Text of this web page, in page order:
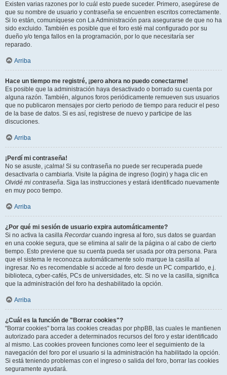
Existen varias razones por lo cuál esto puede suceder. Primero, asegúrese de
que su nombre de usuario y contraseña se encuentren escritos correctamente.
Si lo están, comuníquese con La Administración para asegurarse de que no ha
sido excluido. También es posible que el foro esté mal configurado por su
dueño y/o tenga fallos en la programación, por lo que necesitaría ser
reparado.
Arriba
Hace un tiempo me registré, ¡pero ahora no puedo conectarme!
Es posible que la administración haya desactivado o borrado su cuenta por
alguna razón. También, algunos foros periódicamente remueven sus usuarios
que no publicaron mensajes por cierto periodo de tiempo para reducir el peso
de la base de datos. Si es así, registrese de nuevo y participe de las
discuciones.
Arriba
¡Perdí mi contraseña!
No se asuste, ¡calma! Si su contraseña no puede ser recuperada puede
desactivarla o cambiarla. Visite la página de ingreso (login) y haga clic en
Olvidé mi contraseña. Siga las instrucciones y estará identificado nuevamente
en muy poco tiempo.
Arriba
¿Por qué mi sesión de usuario expira automáticamente?
Si no activa la casilla Recordarcuando ingresa al foro, sus datos se guardan
en una cookie segura, que se elimina al salir de la página o al cabo de cierto
tiempo. Esto previene que su cuenta pueda ser usada por otra persona. Para
que el sistema le reconozca automáticamente solo marque la casilla al
ingresar. No es recomendable si accede al foro desde un PC compartido, e.j.
biblioteca, cyber-cafés, PCs de universidades, etc. Si no ve la casilla, significa
que la administración del foro ha deshabilitado la opción.
Arriba
¿Cuál es la función de "Borrar cookies"?
"Borrar cookies" borra las cookies creadas por phpBB, las cuales le mantienen
autorizado para acceder a determinados recursos del foro y estar identificado
al mismo. Las cookies proveen funciones como leer el seguimiento de la
navegación del foro por el usuario si la administración ha habilitado la opción.
Si está teniendo problemas con el ingreso o salida del foro, borrar las cookies
seguramente ayudará.